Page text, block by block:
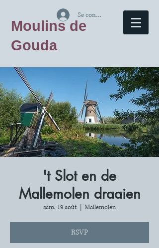
Moulins de
Gouda
Se connecter
't Slot en de
Mallemolen draaien
sam. 19 août Mallemolen
RSVP